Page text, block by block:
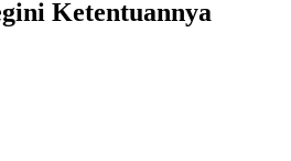
Ketentuannya